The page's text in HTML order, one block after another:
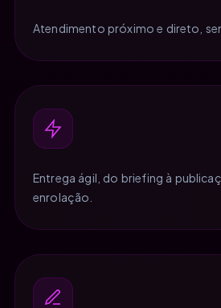
Atendimento próximo e direto,
Entrega ágil, do briefing à
enrolação.